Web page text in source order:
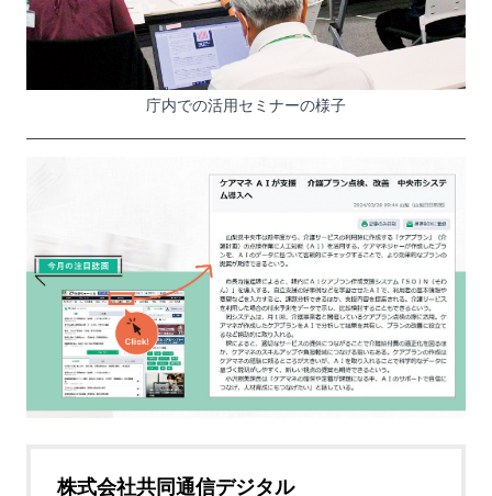
庁内での活用セミナーの様子
株式会社共同通信デジタル